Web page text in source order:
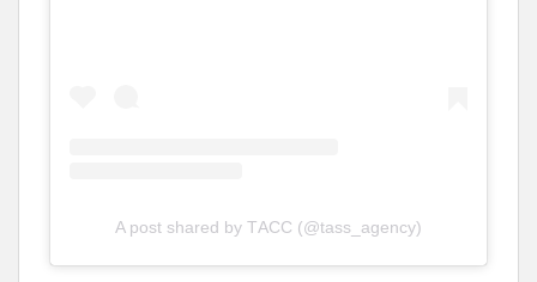
A post shared by ТАСС (@tass_agency)